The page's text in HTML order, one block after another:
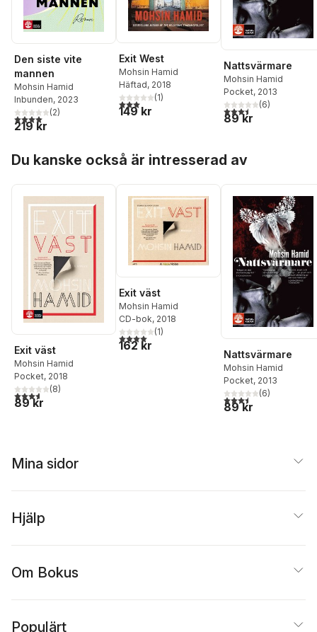
Den siste vite
mannen
Mohsin Hamid
Inbunden, 2023
4,0utav 5 stjärnor. Totalt antal röster:
(2)
219 kr
Exit West
Mohsin Hamid
Häftad, 2018
3,0utav 5 stjärnor. Totalt antal röster:
(1)
149 kr
Nattsvärmare
Mohsin Hamid
Pocket, 2013
3,5utav 5 stjärnor.
(6)
89 kr
Du kanske också är intresserad av
Exit väst
Mohsin Hamid
Pocket, 2018
3,6utav 5 stjärnor. Totalt antal röster:
(8)
89 kr
Exit väst
Mohsin Hamid
CD-bok, 2018
4,0utav 5 stjärnor. Totalt antal röster:
(1)
162 kr
Nattsvärmare
Mohsin Hamid
Pocket, 2013
3,5utav 5 stjärnor.
(6)
89 kr
Mina sidor
Hjälp
Om Bokus
Populärt